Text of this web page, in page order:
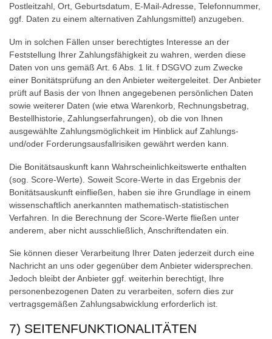
Postleitzahl, Ort, Geburtsdatum, E-Mail-Adresse, Telefonnummer,
ggf. Daten zu einem alternativen Zahlungsmittel) anzugeben.
Um in solchen Fällen unser berechtigtes Interesse an der
Feststellung Ihrer Zahlungsfähigkeit zu wahren, werden diese
Daten von uns gemäß Art. 6 Abs. 1 lit. f DSGVO zum Zwecke
einer Bonitätsprüfung an den Anbieter weitergeleitet. Der Anbieter
prüft auf Basis der von Ihnen angegebenen persönlichen Daten
sowie weiterer Daten (wie etwa Warenkorb, Rechnungsbetrag,
Bestellhistorie, Zahlungserfahrungen), ob die von Ihnen
ausgewählte Zahlungsmöglichkeit im Hinblick auf Zahlungs-
und/oder Forderungsausfallrisiken gewährt werden kann.
Die Bonitätsauskunft kann Wahrscheinlichkeitswerte enthalten
(sog. Score-Werte). Soweit Score-Werte in das Ergebnis der
Bonitätsauskunft einfließen, haben sie ihre Grundlage in einem
wissenschaftlich anerkannten mathematisch-statistischen
Verfahren. In die Berechnung der Score-Werte fließen unter
anderem, aber nicht ausschließlich, Anschriftendaten ein.
Sie können dieser Verarbeitung Ihrer Daten jederzeit durch eine
Nachricht an uns oder gegenüber dem Anbieter widersprechen.
Jedoch bleibt der Anbieter ggf. weiterhin berechtigt, Ihre
personenbezogenen Daten zu verarbeiten, sofern dies zur
vertragsgemäßen Zahlungsabwicklung erforderlich ist.
7) SEITENFUNKTIONALITÄTEN